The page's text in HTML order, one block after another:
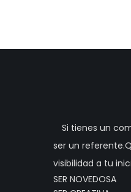
Si tienes un
ser un
visibilidad a tu
SER NOVEDOSA